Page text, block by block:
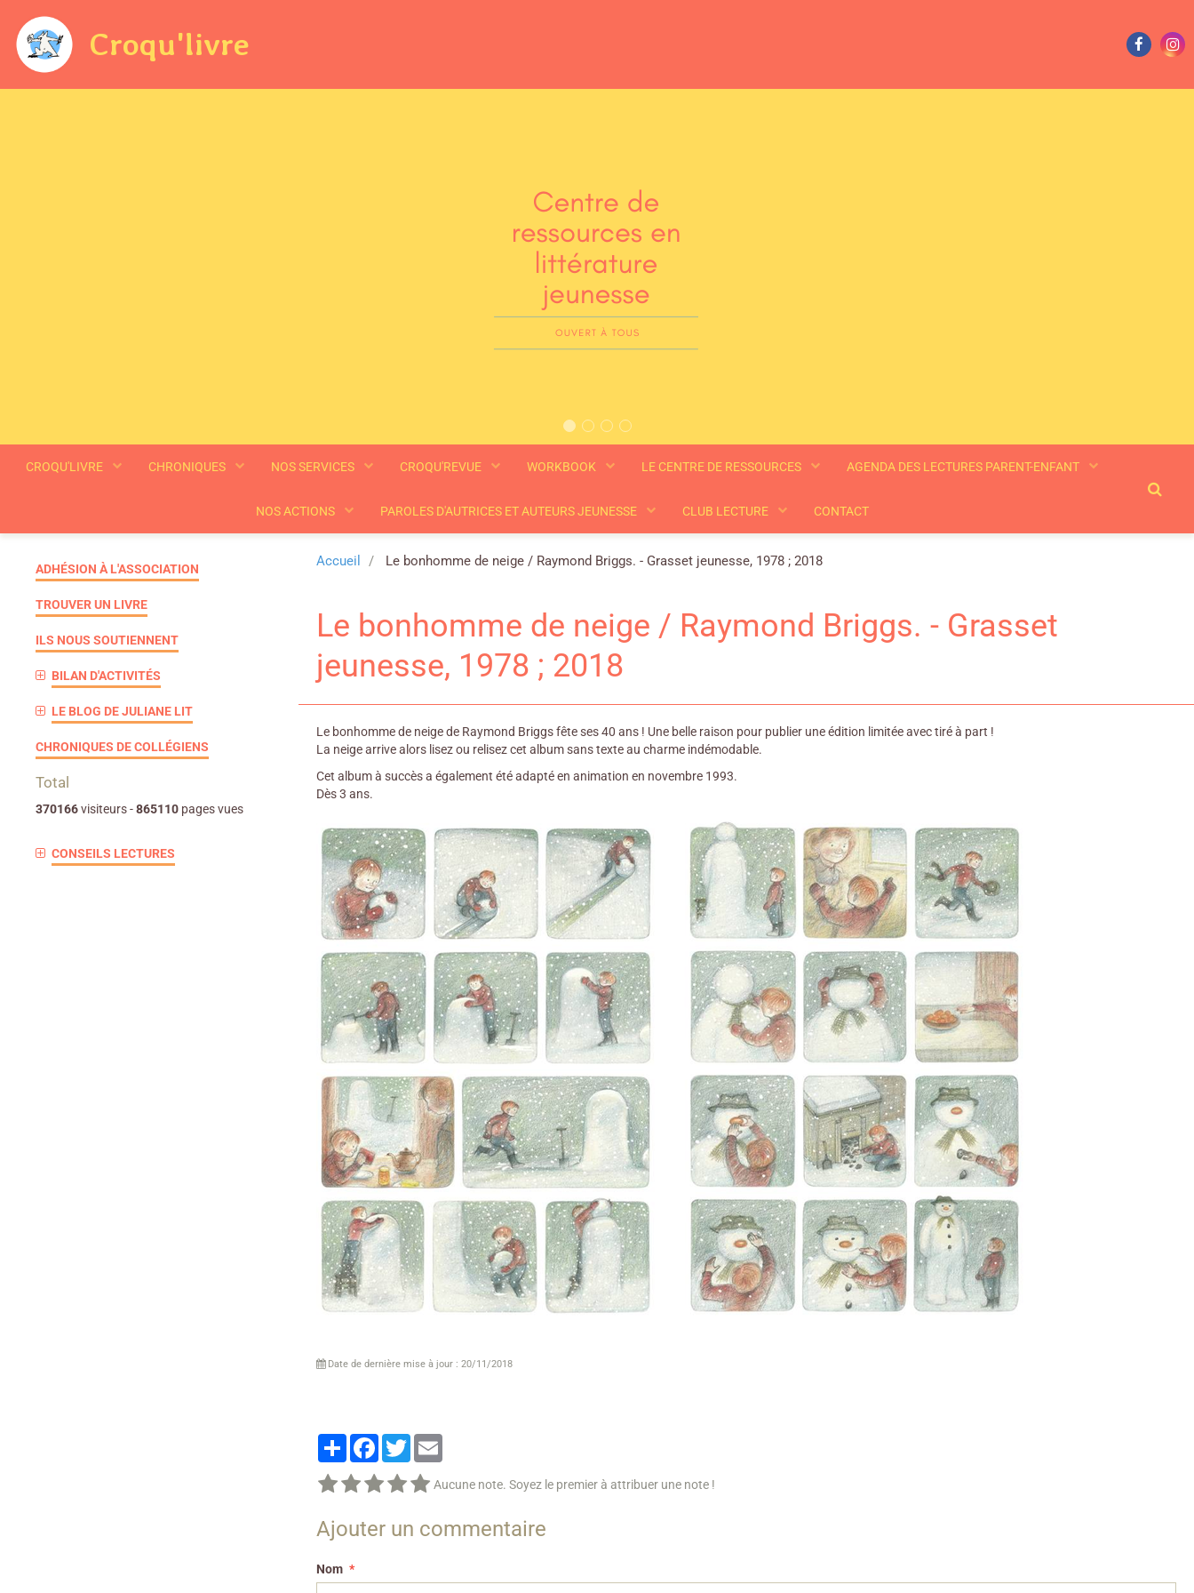
Croqu'livre
CROQU'LIVRE CHRONIQUES NOS SERVICES CROQU'REVUE WORKBOOK LE CENTRE DE RESSOURCES AGENDA DES LECTURES PARENT-ENFANT
NOS ACTIONS PAROLES D'AUTRICES ET AUTEURS JEUNESSE CLUB LECTURE CONTACT
Accueil Le bonhomme de neige / Raymond Briggs. - Grasset jeunesse, 1978 ; 2018
Le bonhomme de neige / Raymond Briggs. - Grasset
jeunesse, 1978 ; 2018
Le bonhomme de neige de Raymond Briggs fête ses 40 ans ! Une belle raison pour publier une édition limitée avec tiré à part !
La neige arrive alors lisez ou relisez cet album sans texte au charme indémodable.
Cet album à succès a également été adapté en animation en novembre 1993.
Dès 3 ans.
Date de dernière mise à jour : 20/11/2018
PartagerFacebook
Twitter
Aucune note. Soyez le premier à attribuer une note !
Ajouter un commentaire
Nom
ADHÉSION À L'ASSOCIATION
TROUVER UN LIVRE
ILS NOUS SOUTIENNENT
BILAN D'ACTIVITÉS
LE BLOG DE JULIANE LIT
CHRONIQUES DE COLLÉGIENS
Total
370166visiteurs -865110 pages vues
CONSEILS LECTURES